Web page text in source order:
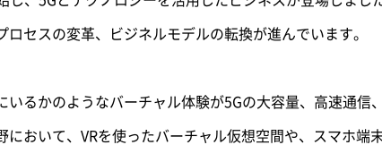
セスの変革、ビジネルモデルの転換が進んでいます。
いるかのようなバーチャル体験が5Gの大容量、高速通信
において、VRを使ったバーチャル仮想空間や、スマホ端